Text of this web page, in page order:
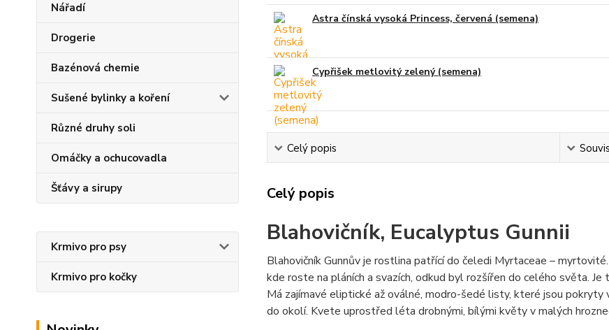
Nářadí
Drogerie
Bazénová chemie
Sušené bylinky a koření
Různé druhy soli
Omáčky a ochucovadla
Šťávy a sirupy
Krmivo pro psy
Krmivo pro kočky
Astra čínská vysoká Princess, červená (semena)
Cypřišek metlovitý zelený (semena)
Celý popis
Celý popis
Blahovičník, Eucalyptus Gunnii
Blahovičník Gunnův je rostlina patřící do čeledi Myrtaceae –
kde roste na pláních a svazích, odkud byl rozšířen do celého světa.
Má zajímavé eliptické až oválné, modro-šedé listy, které jsou
do okolí. Kvete uprostřed léta drobnými, bílými květy v malých